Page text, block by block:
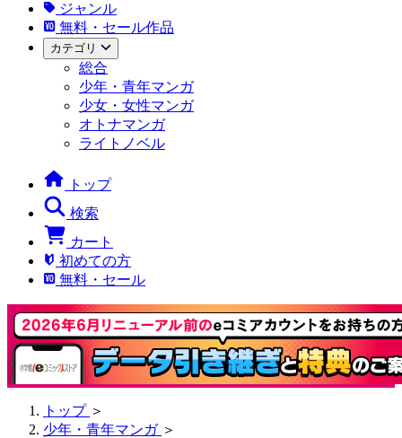
ジャンル
無料・セール作品
カテゴリ
総合
少年・青年マンガ
少女・女性マンガ
オトナマンガ
ライトノベル
トップ
検索
カート
初めての方
無料・セール
トップ ＞
少年・青年マンガ ＞